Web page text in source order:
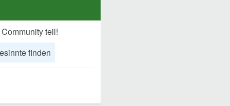
teil!
finden